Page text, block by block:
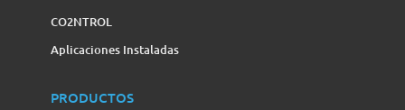
CO2NTROL
Aplicaciones Instaladas
PRODUCTOS